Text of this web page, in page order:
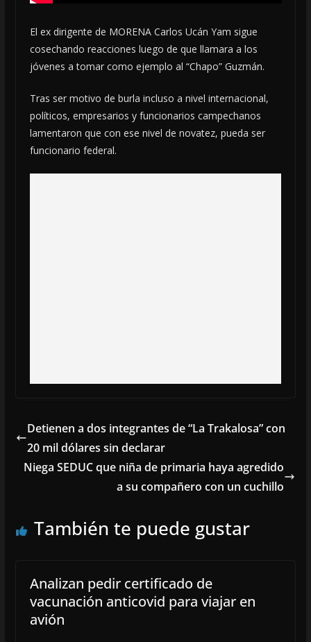
El ex dirigente de MORENA Carlos Ucán Yam sigue
cosechando reacciones luego de que llamara a los
jóvenes a tomar como ejemplo al “Chapo” Guzmán.
Tras ser motivo de burla incluso a nivel internacional,
políticos, empresarios y funcionarios campechanos
lamentaron que con ese nivel de novatez, pueda ser
funcionario federal.
Detienen a dos integrantes de “La Trakalosa” con
20 mil dólares sin declarar
Niega SEDUC que niña de primaria haya agredido
a su compañero con un cuchillo
También te puede gustar
Analizan pedir certificado de
vacunación anticovid para viajar en
avión